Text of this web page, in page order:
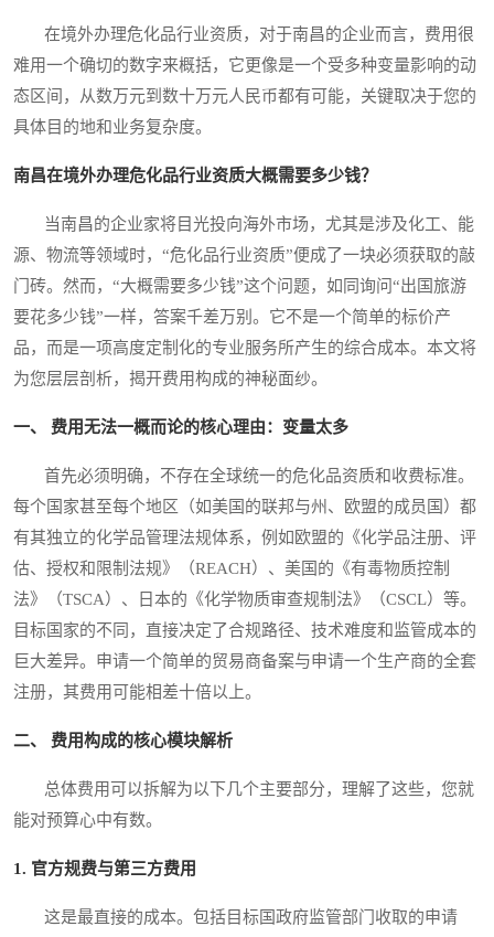
在境外办理危化品行业资质，对于南昌的企业而言，费用很
难用一个确切的数字来概括，它更像是一个受多种变量影响的动
态区间，从数万元到数十万元人民币都有可能，关键取决于您的
具体目的地和业务复杂度。
南昌在境外办理危化品行业资质大概需要多少钱？
当南昌的企业家将目光投向海外市场，尤其是涉及化工、能
源、物流等领域时，“危化品行业资质”便成了一块必须获取的敲
门砖。然而，“大概需要多少钱”这个问题，如同询问“出国旅游
要花多少钱”一样，答案千差万别。它不是一个简单的标价产
品，而是一项高度定制化的专业服务所产生的综合成本。本文将
为您层层剖析，揭开费用构成的神秘面纱。
一、 费用无法一概而论的核心理由：变量太多
首先必须明确，不存在全球统一的危化品资质和收费标准。
每个国家甚至每个地区（如美国的联邦与州、欧盟的成员国）都
有其独立的化学品管理法规体系，例如欧盟的《化学品注册、评
估、授权和限制法规》（REACH）、美国的《有毒物质控制
法》（TSCA）、日本的《化学物质审查规制法》（CSCL）等。
目标国家的不同，直接决定了合规路径、技术难度和监管成本的
巨大差异。申请一个简单的贸易商备案与申请一个生产商的全套
注册，其费用可能相差十倍以上。
二、 费用构成的核心模块解析
总体费用可以拆解为以下几个主要部分，理解了这些，您就
能对预算心中有数。
1. 官方规费与第三方费用
这是最直接的成本。包括目标国政府监管部门收取的申请